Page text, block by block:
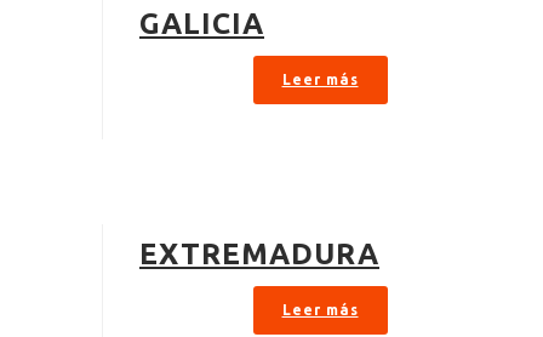
GALICIA
Leer más
EXTREMADURA
Leer más